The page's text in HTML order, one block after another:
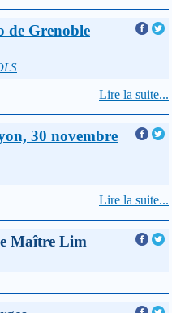
de Grenoble
Lire la suite...
30 novembre
Lire la suite...
Maître Lim